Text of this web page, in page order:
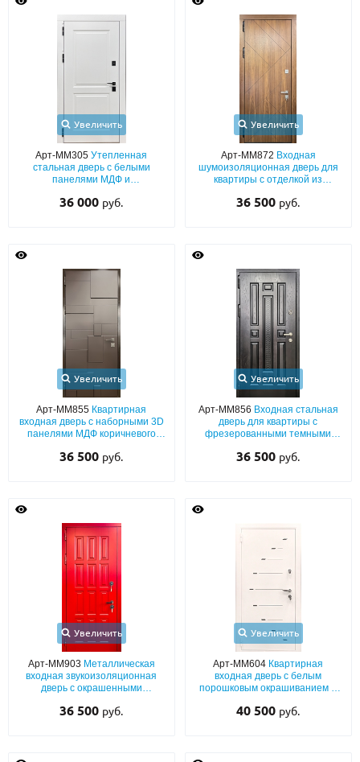
Увеличить
Арт-ММ305Утепленная
стальная дверь с белыми
панелями МДФ и
36 000 руб.
Увеличить
Арт-ММ872 Входная
шумоизоляционная дверь для
квартиры с отделкой из
36 500 руб.
Увеличить
Арт-ММ855 Квартирная
входная дверь с наборными 3D
панелями МДФ коричневого
36 500 руб.
Увеличить
Арт-ММ856 Входная стальная
дверь для квартиры с
фрезерованными темными
шумоизоляцией)
36 500 руб.
Увеличить
Арт-ММ903 Металлическая
входная звукоизоляционная
дверь с окрашенными
оттенок по RAL) с двух сторон
36 500 руб.
Увеличить
Арт-ММ604 Квартирная
входная дверь с белым
порошковым окрашиванием и
40 500 руб.